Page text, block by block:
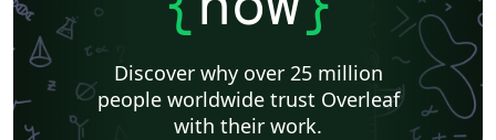
Discover why over 25 million
people worldwide trust Overleaf
with their work.